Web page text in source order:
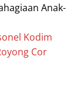
Anak-
Kodim
Cor